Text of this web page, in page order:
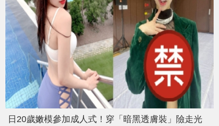
日20歲嫩模參加成人式！穿「暗黑透膚裝」險走光